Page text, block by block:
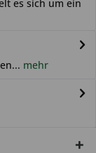
es sich um ein
mehr